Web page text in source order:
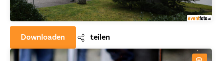
Downloaden teilen